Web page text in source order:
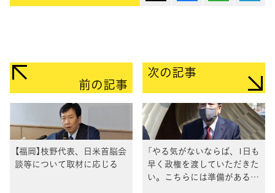
前の記事
【福岡】枝野代表、日米首脳会
談等について取材に応じる
次の記事
「やる気がないならば、1日も
早く政権を渡していただきた
い。こちらには準備がある」